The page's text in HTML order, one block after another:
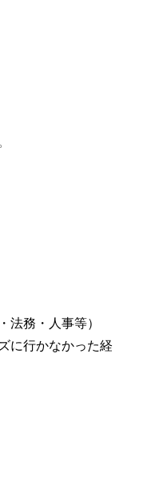
務・人事等）
に行かなかった経